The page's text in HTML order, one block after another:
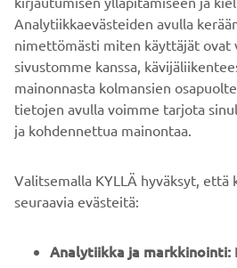
TUTUSTU XSR700 -
B2B
YAMAHA MUUALLA
Analytiikkaevästeiden avulla
nimettömästi miten käyttäjät ovat
sivustomme kanssa,
mainonnasta kolmansien
tietojen avulla voimme tarjota
ja kohdennettua mainontaa.
Valitsemalla KYLLÄ hyväksyt, että
seuraavia evästeitä:
Analytiikka ja markkinointi: